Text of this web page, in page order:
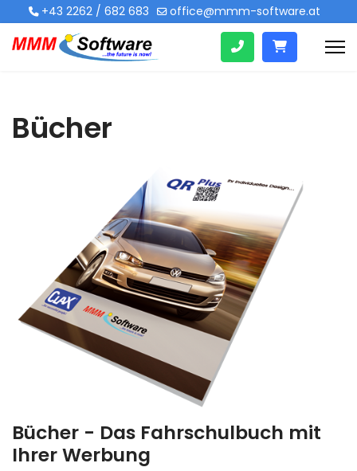
+43 2262 / 682 683 office@mmm-software.at
Bücher
Bücher - Das Fahrschulbuch mit
Ihrer Werbung